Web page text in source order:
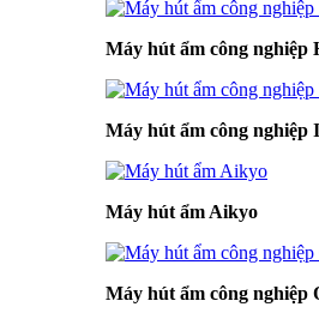
Máy hút ẩm công nghiệp
Máy hút ẩm công nghiệp
Máy hút ẩm Aikyo
Máy hút ẩm công nghiệp